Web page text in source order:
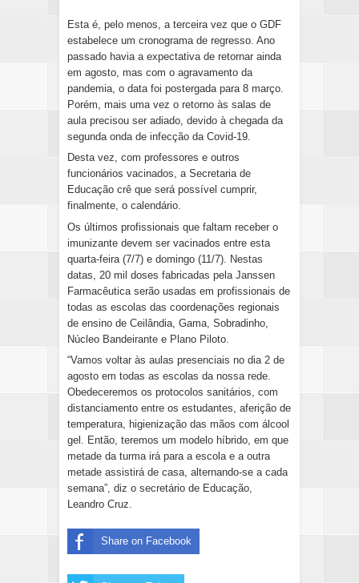
Esta é, pelo menos, a terceira vez que o GDF
estabelece um cronograma de regresso. Ano
passado havia a expectativa de retornar ainda
em agosto, mas com o agravamento da
pandemia, o data foi postergada para 8 março.
Porém, mais uma vez o retorno às salas de
aula precisou ser adiado, devido à chegada da
segunda onda de infecção da Covid-19.
Desta vez, com professores e outros
funcionários vacinados, a Secretaria de
Educação crê que será possível cumprir,
finalmente, o calendário.
Os últimos profissionais que faltam receber o
imunizante devem ser vacinados entre esta
quarta-feira (7/7) e domingo (11/7). Nestas
datas, 20 mil doses fabricadas pela Janssen
Farmacêutica serão usadas em profissionais de
todas as escolas das coordenações regionais
de ensino de Ceilândia, Gama, Sobradinho,
Núcleo Bandeirante e Plano Piloto.
“Vamos voltar às aulas presenciais no dia 2 de
agosto em todas as escolas da nossa rede.
Obedeceremos os protocolos sanitários, com
distanciamento entre os estudantes, aferição de
temperatura, higienização das mãos com álcool
gel. Então, teremos um modelo híbrido, em que
metade da turma irá para a escola e a outra
metade assistirá de casa, alternando-se a cada
semana”, diz o secretário de Educação,
Leandro Cruz.
Share on Facebook